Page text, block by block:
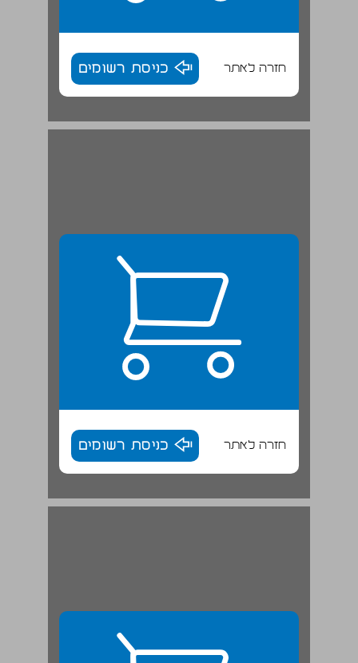
חזרה לאתר כניסת רשומים
חזרה לאתר כניסת רשומים
פרק ב' — "השומר" ... 25